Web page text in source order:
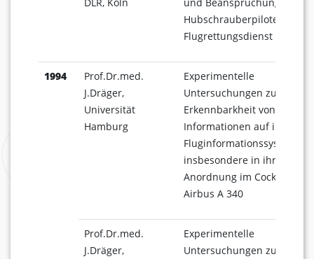
Hubschrauberpiloten im
Flugrettungsdienst
1994
Prof.Dr.med.
J.Dräger,
Universität
Hamburg
Experimentelle
Untersuchungen zur
Erkennbarkheit von
Informationen auf
Fluginformationssystemen,
insbesondere in ihrer
Anordnung im Cockpit des
Airbus A 340
Prof.Dr.med.
J.Dräger,
Experimentelle
Untersuchungen zur